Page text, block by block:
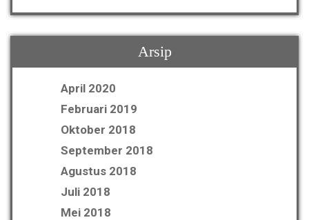
Arsip
April 2020
Februari 2019
Oktober 2018
September 2018
Agustus 2018
Juli 2018
Mei 2018